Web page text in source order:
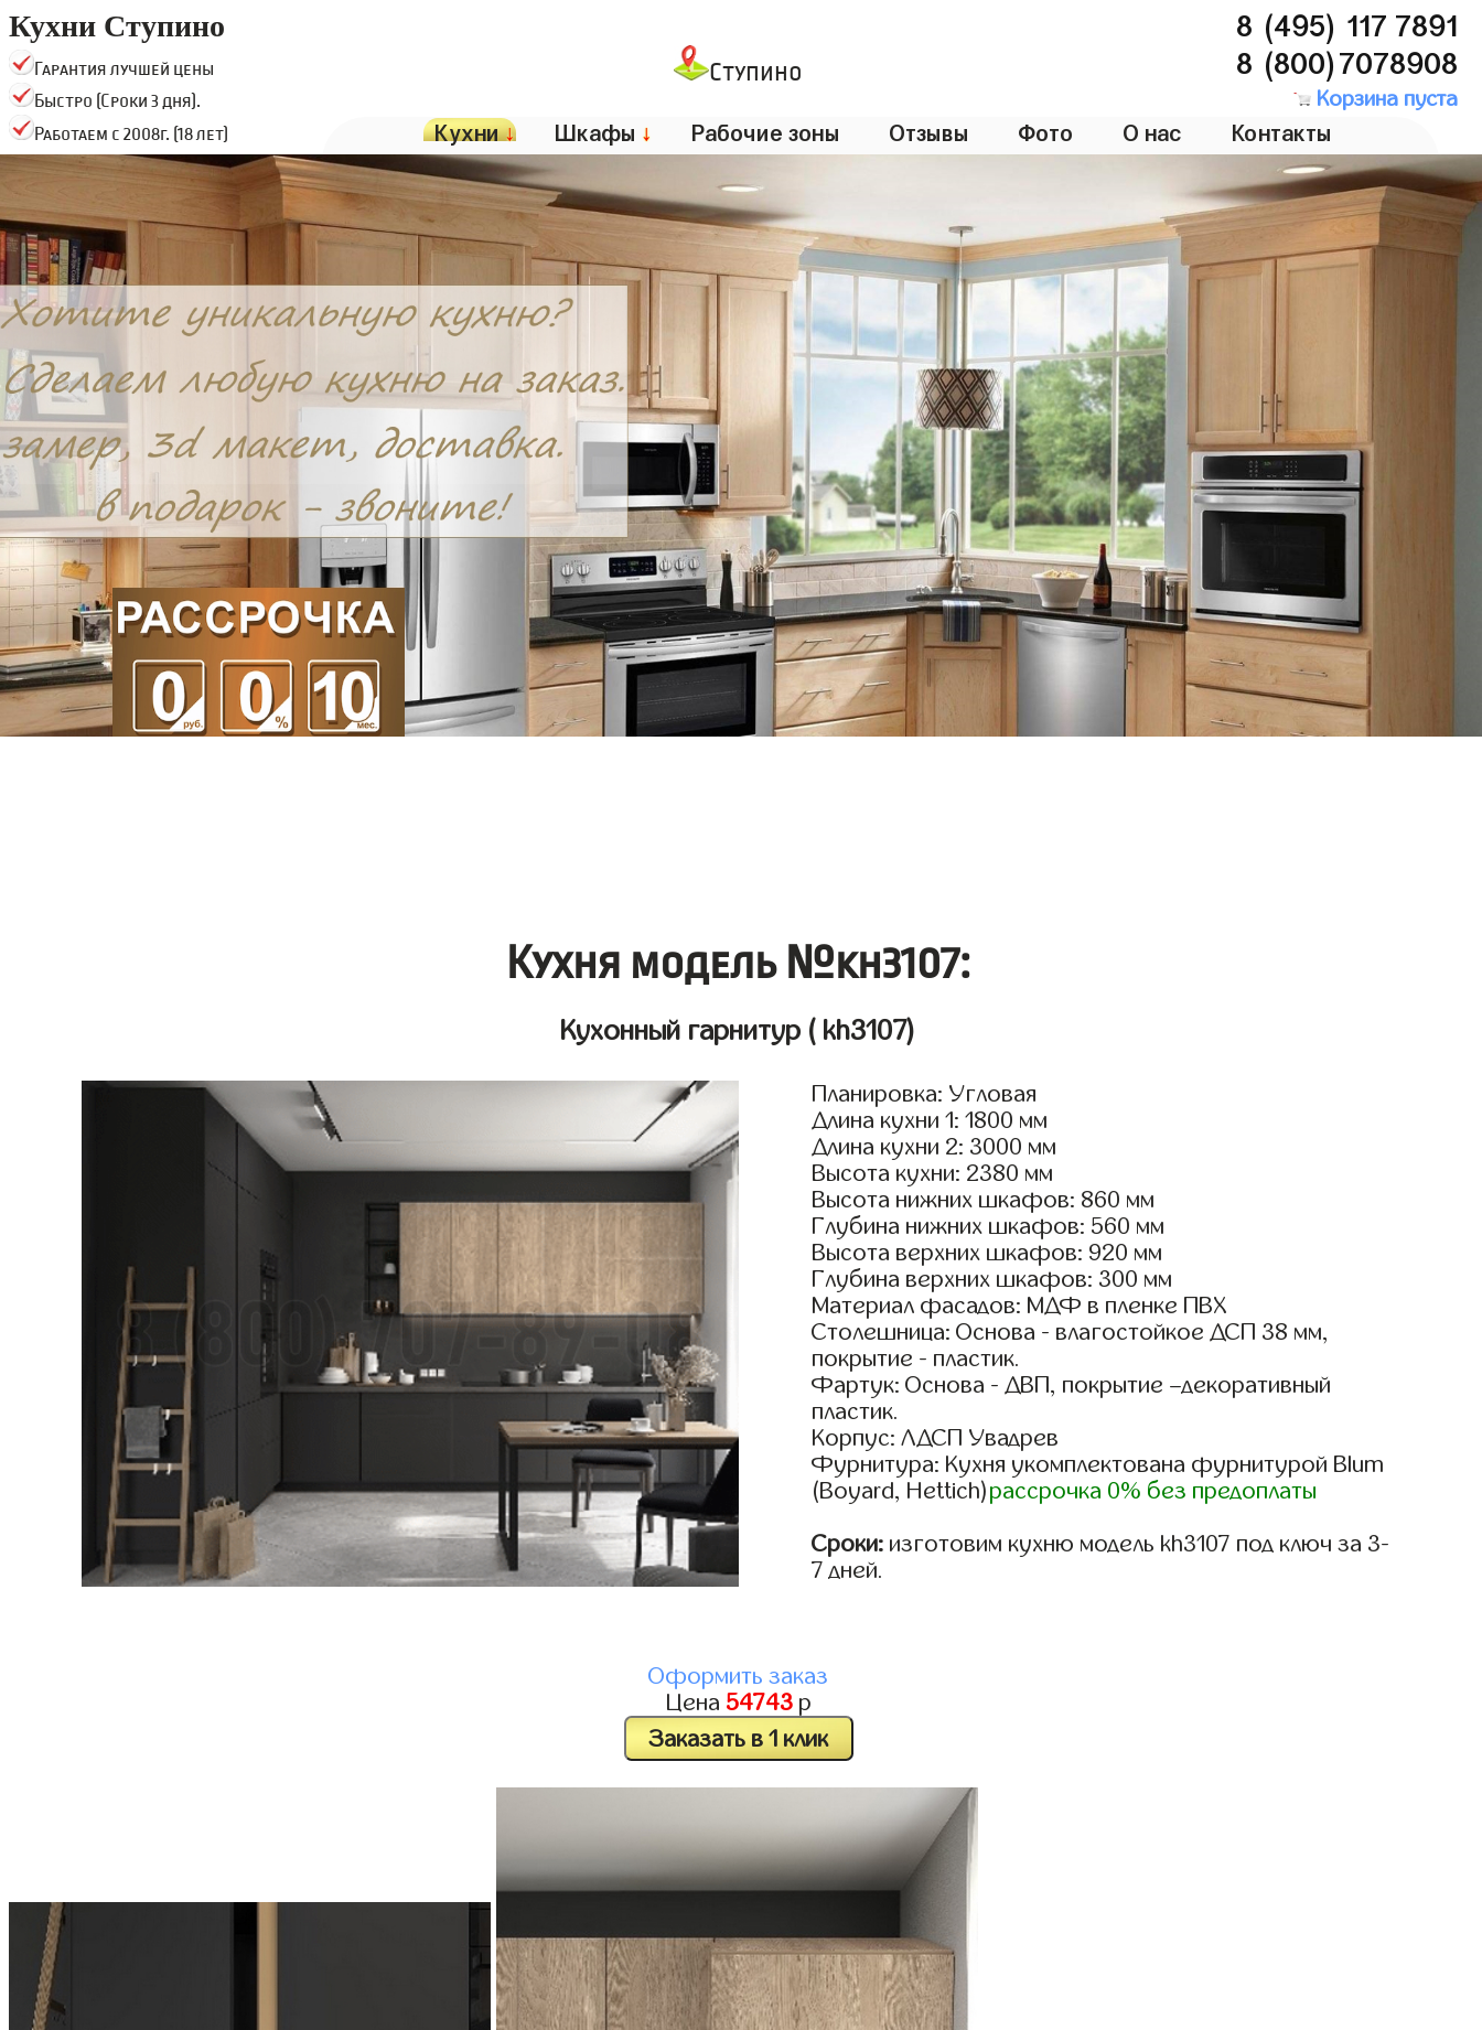
Кухни Ступино
Гарантия лучшей цены
Быстро (Сроки 3 дня).
Работаем с 2008г. (18 лет)
Ступино
8 (495) 117 7891
8 (800)7078908
Корзина пуста
Кухни↓ Шкафы ↓ Рабочие зоны Отзывы Фото О нас Контакты
Кухня модель №kh3107:
Кухонный гарнитур ( kh3107)
Планировка: Угловая
Длина кухни 1: 1800 мм
Длина кухни 2: 3000 мм
Высота кухни: 2380 мм
Высота нижних шкафов: 860 мм
Глубина нижних шкафов: 560 мм
Высота верхних шкафов: 920 мм
Глубина верхних шкафов: 300 мм
Материал фасадов: МДФ в пленке ПВХ
Столешница: Основа - влагостойкое ДСП 38 мм,
покрытие - пластик.
Фартук: Основа - ДВП, покрытие –декоративный
пластик.
Корпус: ЛДСП Увадрев
Фурнитура: Кухня укомплектована фурнитурой Blum
(Boyard, Hettich)рассрочка 0% без предоплаты
Сроки: изготовим кухню модель kh3107 под ключ за 3-
7 дней.
Оформить заказ
Цена 54743р
Заказать в 1 клик